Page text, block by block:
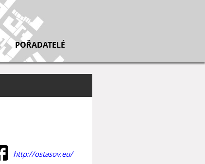
POŘADATELÉ
http://ostasov.eu/